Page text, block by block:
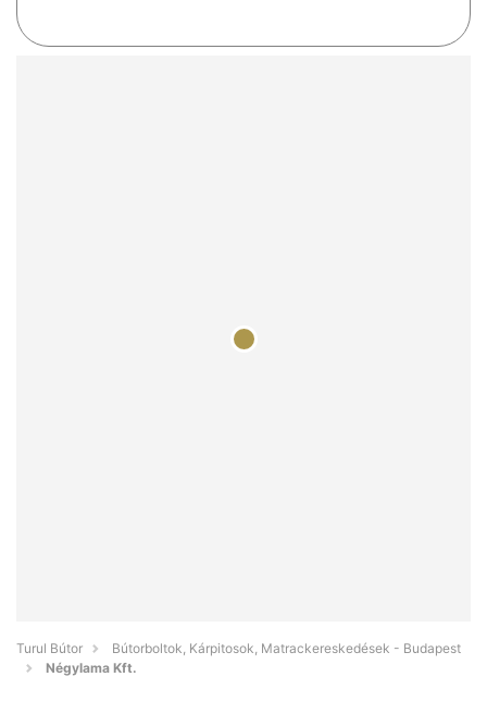
Turul Bútor
Bútorboltok, Kárpitosok, Matrackereskedések - Budapest
Négylama Kft.